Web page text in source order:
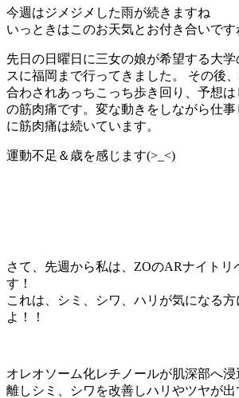
今週はジメジメした雨が続きますね
いっときはこのお天気とお付き合いです
先日の日曜日に三女の娘が希望する大
スに福岡まで行ってきました。 その後
合わされあっちこっち歩き回り、予想は
の筋肉痛です。変な動きをしながら仕
に筋肉痛は続いています。
運動不足＆歳を感じます(>_<)
さて、先週から私は、ZOのARナイトリ
す！
これは、シミ、シワ、ハリが気になる
よ！！
オレオソーム化レチノールが肌深部へ
離しシミ、シワを改善しハリやツヤが出